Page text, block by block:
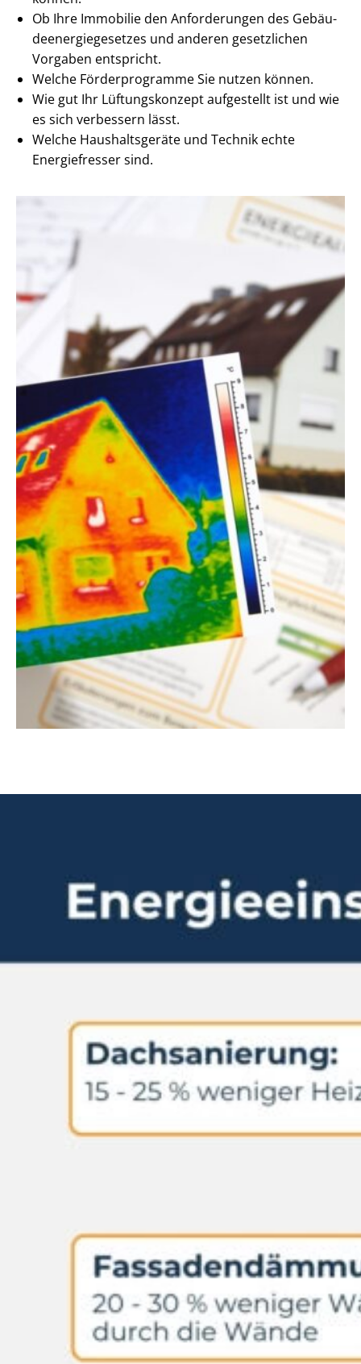
Ob Ihre Immobilie den Anforderungen des Ge­bäu­
de­en­er­gie­ge­set­zes und anderen gesetzlichen
Vorgaben entspricht.
Welche Förderprogramme Sie nutzen können.
Wie gut Ihr Lüftungskonzept aufgestellt ist und wie
es sich verbessern lässt.
Welche Haushaltsgeräte und Technik echte
Energiefresser sind.